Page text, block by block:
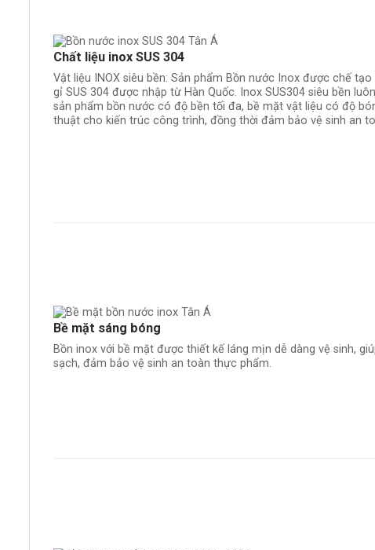
Chất liệu inox SUS 304
Vật liệu INOX siêu bền: Sản phẩm Bồn nước Inox được chế
gỉ SUS 304 được nhập từ Hàn Quốc. Inox SUS304 siêu bền
sản phẩm bồn nước có độ bền tối đa, bề mặt vật liệu có độ
thuật cho kiến trúc công trình, đồng thời đảm bảo vệ sinh an
Bề mặt sáng bóng
Bồn inox với bề mặt được thiết kế láng mịn dễ dàng vệ sinh,
sạch, đảm bảo vệ sinh an toàn thực phẩm.